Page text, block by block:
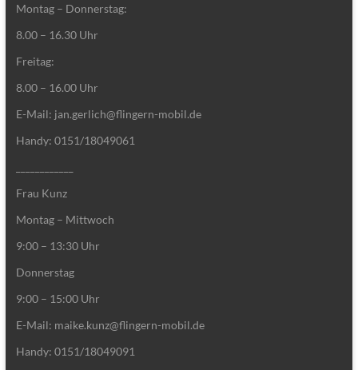
Montag – Donnerstag:
8.00 – 16.30 Uhr
Freitag:
8.00 – 16.00 Uhr
E-Mail: jan.gerlich@flingern-mobil.de
Handy: 0151/18049061
Frau Kunz
Montag – Mittwoch
9:00 – 13:30 Uhr
Donnerstag
9:00 – 15:00 Uhr
E-Mail: maike.kunz@flingern-mobil.de
Handy: 0151/18049091